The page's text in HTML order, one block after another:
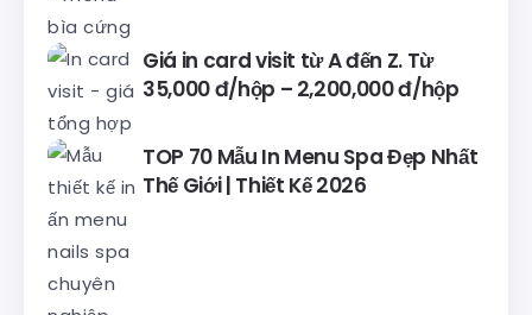
Giá in card visit từ A đến Z. Từ
35,000 đ/hộp – 2,200,000 đ/hộp
TOP 70 Mẫu In Menu Spa Đẹp Nhất
Thế Giới | Thiết Kế 2026